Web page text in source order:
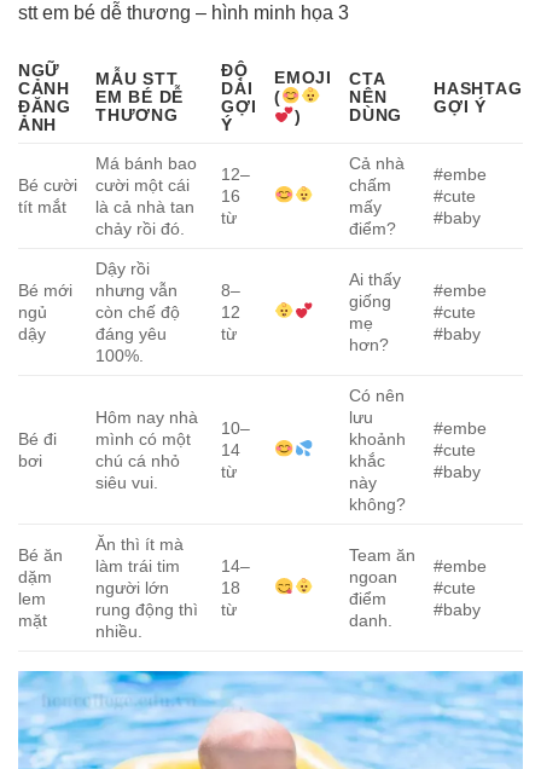
stt em bé dễ thương – hình minh họa 3
NGỮ
CẢNH
ĐĂNG
ẢNH
MẪU STT
EM BÉ DỄ
THƯƠNG
ĐỘ
DÀI
GỢI
Ý
EMOJI
(
)
CTA
NÊN
DÙNG
HASHTAG
GỢI Ý
Bé cười
tít mắt
Má bánh bao
cười một cái
là cả nhà tan
chảy rồi đó.
12–
16
từ
Cả nhà
chấm
mấy
điểm?
#embe
#cute
#baby
Bé mới
ngủ
dậy
Dậy rồi
nhưng vẫn
còn chế độ
đáng yêu
100%.
8–
12
từ
Ai thấy
giống
mẹ
hơn?
#embe
#cute
#baby
Bé đi
bơi
Hôm nay nhà
mình có một
chú cá nhỏ
siêu vui.
10–
14
từ
Có nên
lưu
khoảnh
khắc
này
không?
#embe
#cute
#baby
Bé ăn
dặm
lem
mặt
Ăn thì ít mà
làm trái tim
người lớn
rung động thì
nhiều.
14–
18
từ
Team ăn
ngoan
điểm
danh.
#embe
#cute
#baby